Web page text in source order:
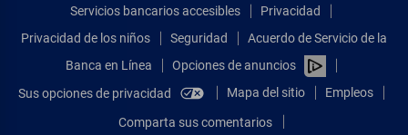
Servicios bancarios accesibles
Privacidad
Privacidad de los niños
Seguridad
Acuerdo de Servicio de la
Banca en Línea
Opciones de anuncios
Sus opciones de privacidad
Mapa del sitio Empleos
Comparta sus comentarios